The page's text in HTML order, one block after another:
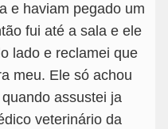
e haviam pegado um
fui até a sala e ele
lado e reclamei que
meu. Ele só achou
assustei ja
veterinário da